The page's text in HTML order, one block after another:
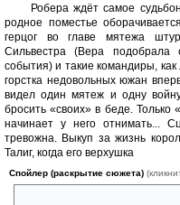
Робера ждёт самое
родное поместье
герцог во главе мятежа
Сильвестра (Вера
события) и такие командиры,
горстка недовольных южан
видел один мятеж и одну
бросить «своих» в беде. Только
начинает у него отнимать...
тревожна. Выкуп за жизнь
Талиг, когда его верхушка
Спойлер (раскрытие сюжета)